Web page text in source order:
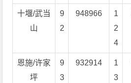
十堰/武当
山
9
2
948966
1
2
4
恩施/许家
坪
9
3
932914
1
3